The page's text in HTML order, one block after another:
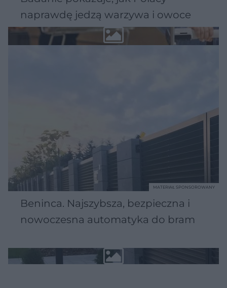
naprawdę jedzą warzywa i owoce
Beninca. Najszybsza, bezpieczna i
nowoczesna automatyka do bram
MATERIAŁ SPONSOROWANY